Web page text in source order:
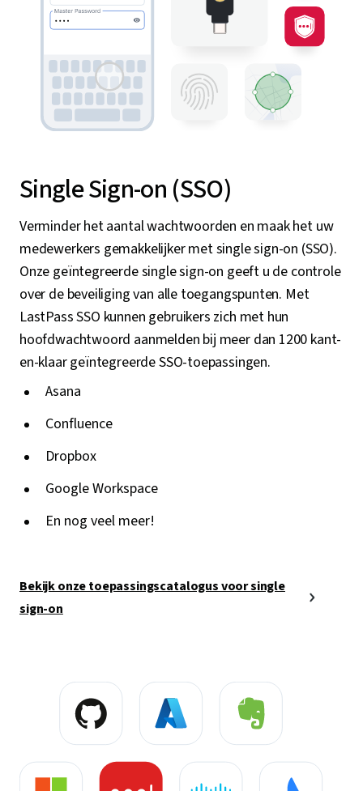
Single Sign-on (SSO)
Verminder het aantal wachtwoorden en maak het uw
medewerkers gemakkelijker met single sign-on (SSO).
Onze geïntegreerde single sign-on geeft u de controle
over de beveiliging van alle toegangspunten. Met
LastPass SSO kunnen gebruikers zich met hun
hoofdwachtwoord aanmelden bij meer dan 1200 kant-
en-klaar geïntegreerde SSO-toepassingen.
Asana
Confluence
Dropbox
Google Workspace
En nog veel meer!
Bekijk onze toepassingscatalogus voor single
sign-on